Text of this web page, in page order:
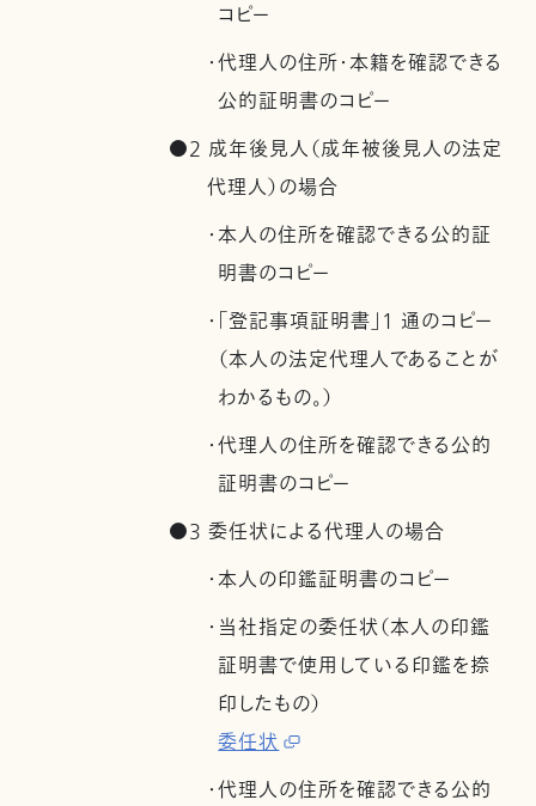
コピー
・代理人の住所・本籍を確認できる
公的証明書のコピー
●2 成年後見人（成年被後見人の法定
代理人）の場合
・本人の住所を確認できる公的証
明書のコピー
・「登記事項証明書」1 通のコピー
（本人の法定代理人であることが
わかるもの。）
・代理人の住所を確認できる公的
証明書のコピー
●3 委任状による代理人の場合
・本人の印鑑証明書のコピー
・当社指定の委任状（本人の印鑑
証明書で使用している印鑑を捺
印したもの）
委任状
・代理人の住所を確認できる公的